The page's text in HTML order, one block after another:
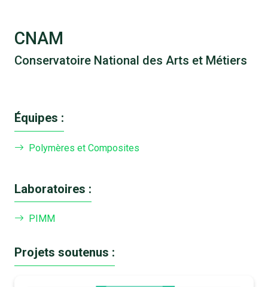
CNAM
Conservatoire National des Arts et Métiers
Équipes :
Polymères et Composites
Laboratoires :
PIMM
Projets soutenus :